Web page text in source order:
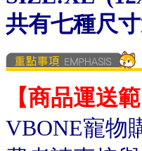
共有七種尺寸
【商品運送範
VBONE寵物